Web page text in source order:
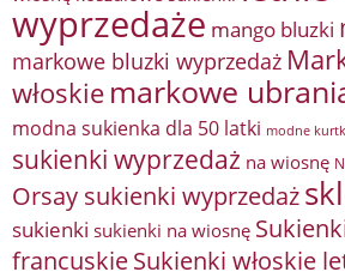
wyprzedaże mango bluzki
markowe bluzki wyprzedaż
włoskie markowe
modna sukienka dla 50 latki modne
sukienki wyprzedaż na wiosnę
Orsay sukienki wyprzedaż
sukienki sukienki na wiosnę
francuskieSukienki włoskie